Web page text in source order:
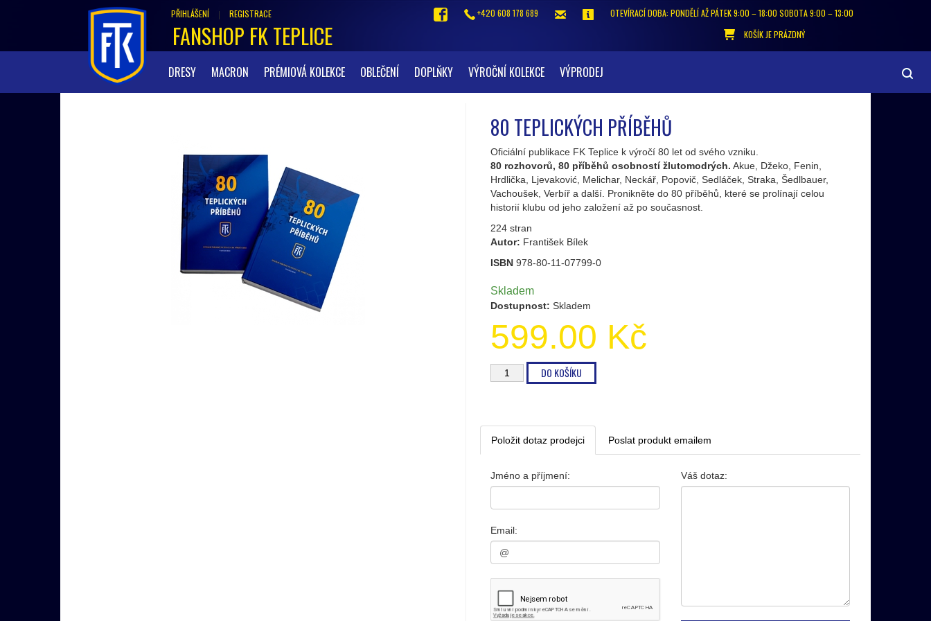
FANSHOP FK TEPLICE
PŘIHLÁŠENÍ REGISTRACE +420 608 178 689
OTEVÍRACÍ DOBA: PONDĚLÍ AŽ PÁTEK 9:00 – 18:00 SOBOTA 9:00 – 13:00
KOŠÍK JE PRÁZDNÝ
DRESY MACRON PRÉMIOVÁ KOLEKCE OBLEČENÍ DOPLŇKY VÝROČNÍ KOLEKCE VÝPRODEJ
80 TEPLICKÝCH PŘÍBĚHŮ
Oficiální publikace FK Teplice k výročí 80 let od svého vzniku.
80 rozhovorů, 80 příběhů osobností žlutomodrých. Akue, Džeko, Fenin,
Hrdlička, Ljevaković, Melichar, Neckář, Popovič, Sedláček, Straka, Šedlbauer,
Vachoušek, Verbíř a další. Pronikněte do 80 příběhů, které se prolínají celou
historií klubu od jeho založení až po současnost.
224 stran
Autor: František Bílek
ISBN 978-80-11-07799-0
Skladem
Dostupnost: Skladem
599.00 Kč
Položit dotaz prodejci Poslat produkt emailem
Jméno a příjmení:
Email:
Váš dotaz: